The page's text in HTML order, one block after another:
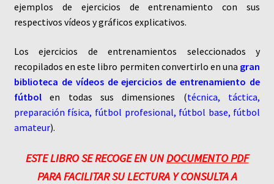
ejemplos de ejercicios de entrenamiento con sus
respectivos vídeos y gráficos explicativos.
Los ejercicios de entrenamientos seleccionados y
recopilados en este libro permiten convertirlo en una gran
biblioteca de vídeos de ejercicios de entrenamiento de
fútbolen todas sus dimensiones (técnica, táctica,
preparación física, fútbol profesional, fútbol base, fútbol
amateur).
ESTE LIBRO SE RECOGE EN UNDOCUMENTO PDF
PARA FACILITAR SU LECTURA Y CONSULTA A